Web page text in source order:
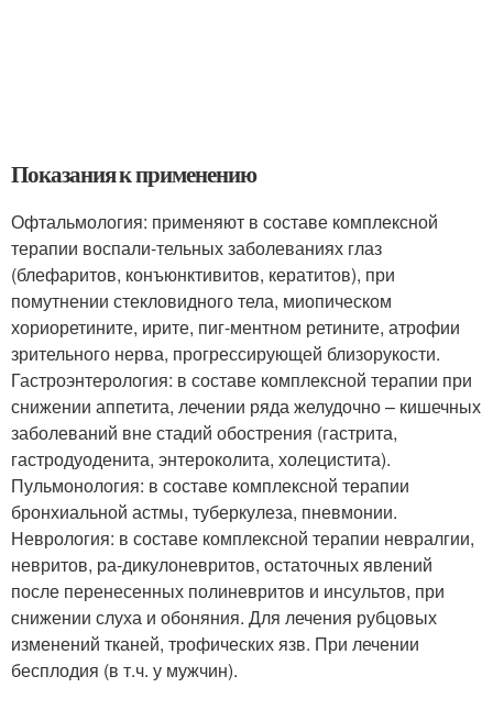
Показания к применению
Офтальмология: применяют в составе комплексной
терапии воспали-тельных заболеваниях глаз
(блефаритов, конъюнктивитов, кератитов), при
помутнении стекловидного тела, миопическом
хориоретините, ирите, пиг-ментном ретините, атрофии
зрительного нерва, прогрессирующей близорукости.
Гастроэнтерология: в составе комплексной терапии при
снижении аппетита, лечении ряда желудочно – кишечных
заболеваний вне стадий обострения (гастрита,
гастродуоденита, энтероколита, холецистита).
Пульмонология: в составе комплексной терапии
бронхиальной астмы, туберкулеза, пневмонии.
Неврология: в составе комплексной терапии невралгии,
невритов, ра-дикулоневритов, остаточных явлений
после перенесенных полиневритов и инсультов, при
снижении слуха и обоняния. Для лечения рубцовых
изменений тканей, трофических язв. При лечении
бесплодия (в т.ч. у мужчин).